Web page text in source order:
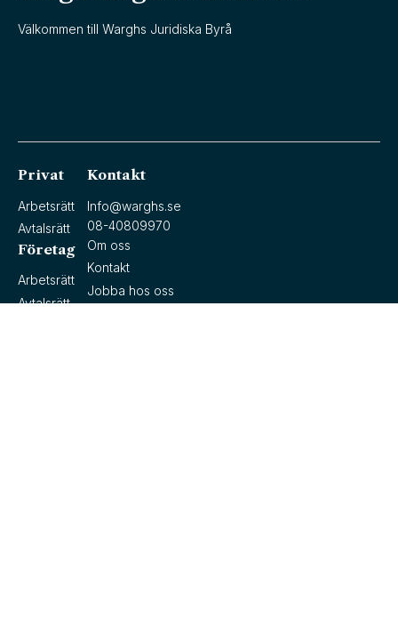
Välkommen till Warghs Juridiska Byrå
Privat
Arbetsrätt
Avtalsrätt
Företag
Arbetsrätt
Avtalsrätt
Kontakt
Info@warghs.se
08-40809970
Om oss
Kontakt
Jobba hos oss